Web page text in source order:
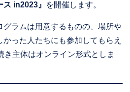
ス in2023』 を開催します。
グラムは用意するものの、場所や
った人たちにも参加してもらえ
き主体はオンライン形式としま